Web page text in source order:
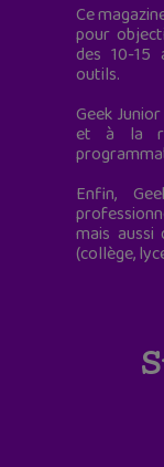
Ce
pour
des 10-15
outils.
Geek
et à la
Enfin,
mais aussi
(collège,